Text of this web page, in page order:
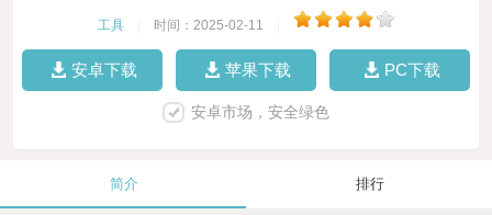
工具 时间：2025-02-11
安卓下载 苹果下载 PC下载
安卓市场，安全绿色
简介 排行